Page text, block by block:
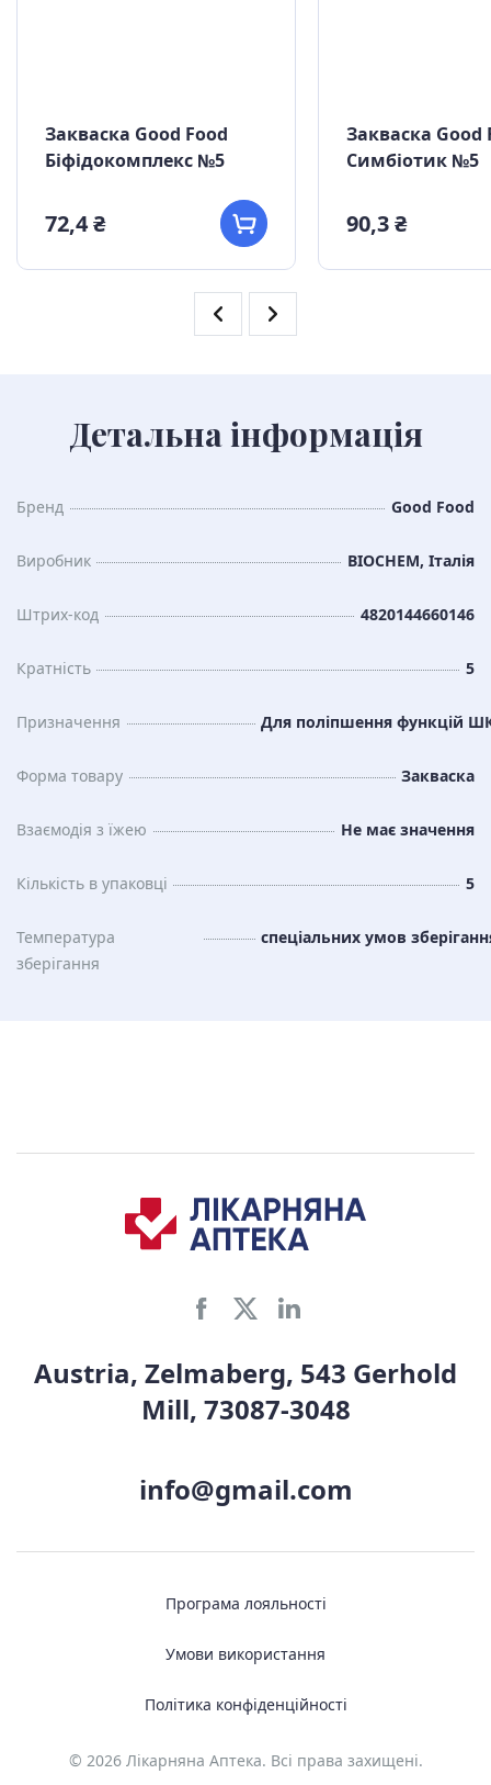
Закваска Good Food
Біфідокомплекс №5
72,4 ₴
Закваска Good
Симбіотик №5
90,3 ₴
Детальна інформація
Бренд Good Food
Виробник BIOCHEM, Італія
Штрих-код 4820144660146
Кратність 5
Призначення Для поліпшення функцій
Форма товару Закваска
Взаємодія з їжею Не має значення
Кількість в упаковці 5
Температура
зберiгання
спеціальних умов
Austria, Zelmaberg, 543 Gerhold
Mill, 73087-3048
info@gmail.com
© 2026 Лікарняна Аптека. Всі права захищені.
Програма лояльності
Умови використання
Політика конфіденційності